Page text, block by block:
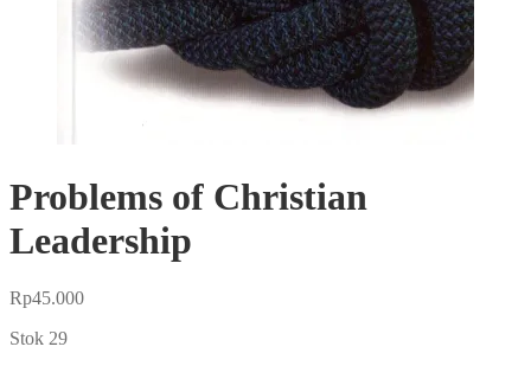
Problems of Christian
Leadership
Rp45.000
Stok 29